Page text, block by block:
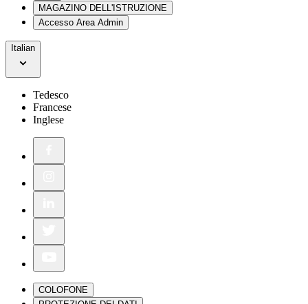
MAGAZINO DELL'ISTRUZIONE
Accesso Area Admin
Italian
Tedesco
Francese
Inglese
COLOFONE